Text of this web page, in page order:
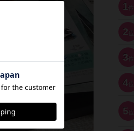
1 位
2 位
3 位
4位
5 位